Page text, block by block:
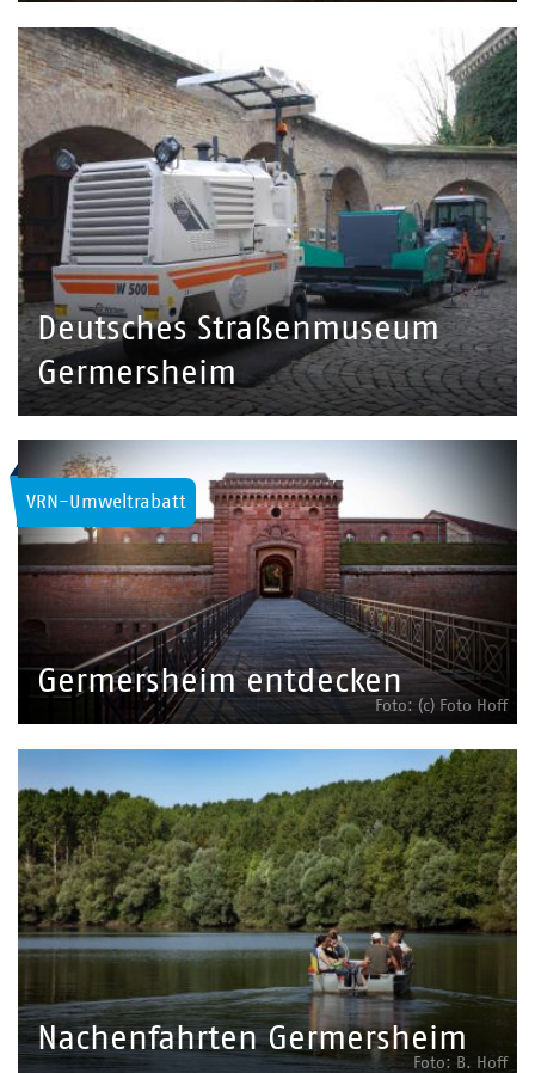
Deutsches Straßenmuseum
Germersheim
VRN-Umweltrabatt
Germersheim entdecken
Foto: (c) Foto Hoff
Nachenfahrten Germersheim
Foto: B. Hoff